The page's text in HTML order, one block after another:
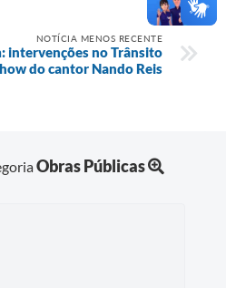
NOTÍCIA MENOS RECENTE
intervenções no Trânsito
do cantor Nando Reis
Obras Públicas